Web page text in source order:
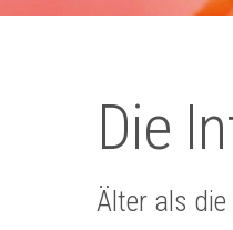
Die
Älter als